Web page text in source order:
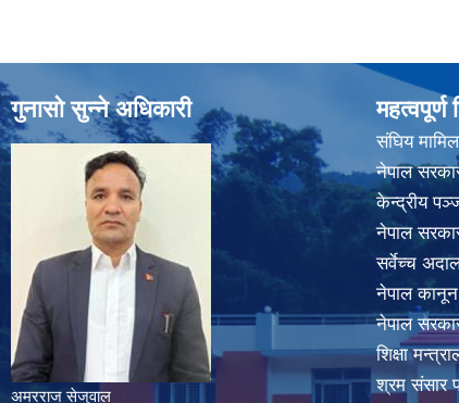
गुनासो सुन्ने अधिकारी
अमरराज सेजुवाल
संघिय
नेपाल
केन्द्रीय
नेपाल
सर्वेच्च
नेपाल
नेपाल
शिक्षा
श्रम संसार